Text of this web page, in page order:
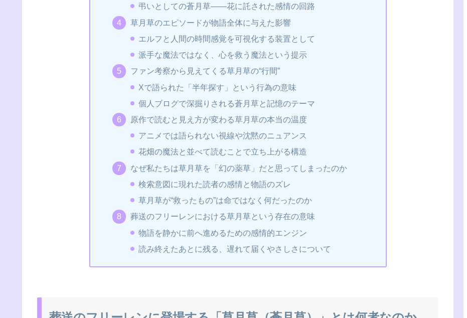
弔いとしての蒼月草――花に託された感情の回路
草月草のエピソードが物語全体に与えた影響
エルフと人間の時間感覚を可視化する装置として
派手な魔法ではなく、心を救う魔法という提示
ファン考察から見えてくる草月草の“行間”
Xで語られた「半年探す」という行為の意味
個人ブログで深掘りされる蒼月草と記憶のテーマ
原作で読むと見え方が変わる草月草の本当の温度
アニメでは語られない視線や沈黙のニュアンス
花畑の魔法と並べて読むことで立ち上がる構造
なぜ私たちは草月草を「幻の薬草」だと思ってしまったのか
検索意図に現れた読者の感情と物語のズレ
草月草が“救ったもの”は命ではなく何だったのか
葬送のフリーレンにおける草月草という存在の意味
物語を静かに前へ進めるための感情的エンジン
読み終えたあとに残る、遅れて届くやさしさについて